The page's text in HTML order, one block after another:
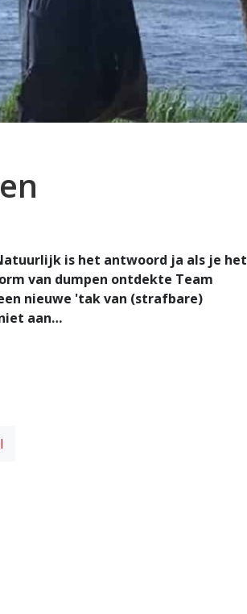
is het antwoord ja als je het
van dumpen ontdekte Team
nieuwe 'tak van (strafbare)
aan…